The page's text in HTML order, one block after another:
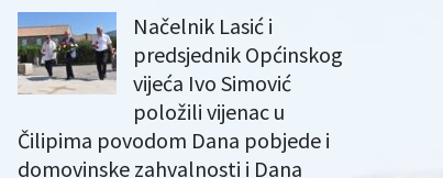
Načelnik Lasić i
predsjednik Općinskog
vijeća Ivo Simović
položili vijenac u
Čilipima povodom Dana pobjede i
domovinske zahvalnosti i Dana